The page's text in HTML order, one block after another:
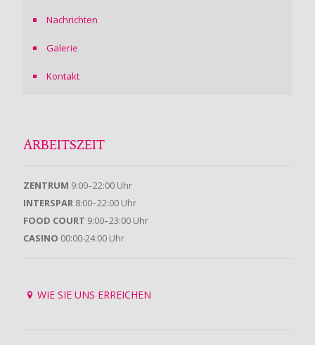
Nachrichten
Galerie
Kontakt
ARBEITSZEIT
ZENTRUM 9:00–22:00 Uhr
INTERSPAR 8:00–22:00 Uhr
FOOD COURT 9:00–23:00 Uhr
CASINO 00:00-24:00 Uhr
WIE SIE UNS ERREICHEN